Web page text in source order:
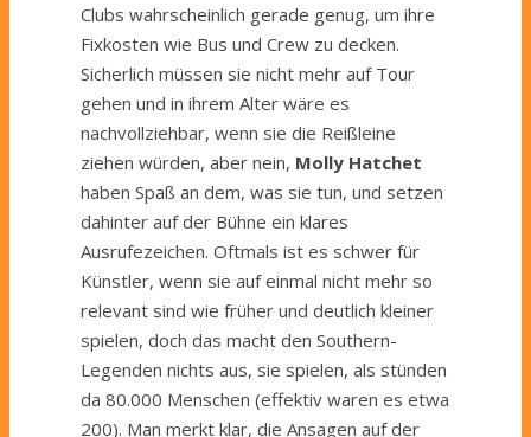
Clubs wahrscheinlich gerade genug, um ihre
Fixkosten wie Bus und Crew zu decken.
Sicherlich müssen sie nicht mehr auf Tour
gehen und in ihrem Alter wäre es
nachvollziehbar, wenn sie die Reißleine
ziehen würden, aber nein, Molly Hatchet
haben Spaß an dem, was sie tun, und setzen
dahinter auf der Bühne ein klares
Ausrufezeichen. Oftmals ist es schwer für
Künstler, wenn sie auf einmal nicht mehr so
relevant sind wie früher und deutlich kleiner
spielen, doch das macht den Southern-
Legenden nichts aus, sie spielen, als stünden
da 80.000 Menschen (effektiv waren es etwa
200). Man merkt klar, die Ansagen auf der